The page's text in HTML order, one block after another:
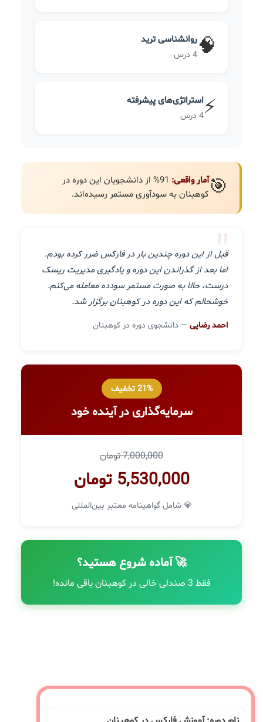
🧠روانشناسی ترید
4 درس
⚡استراتژی‌های پیشرفته
4 درس
🎯آمار واقعی:
91% از دانشجویان این دوره در
کوهبنان به سودآوری مستمر رسیده‌اند.
"
قبل از این دوره چندین بار در فارکس ضرر کرده بودم.
اما بعد از گذراندن این دوره و یادگیری مدیریت ریسک
درست، حالا به صورت مستمر سودده معامله می‌کنم.
خوشحالم که این دوره در کوهبنان برگزار شد.
احمد رضایی — دانشجوی دوره در کوهبنان
21% تخفیف
سرمایه‌گذاری در آینده خود
7,000,000 تومان
5,530,000 تومان
💎 شامل گواهینامه معتبر بین‌المللی
🚀 آماده شروع هستید؟
فقط 3 صندلی خالی در کوهبنان باقی مانده!